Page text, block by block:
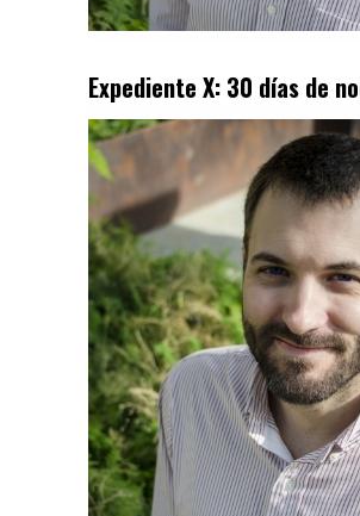
Expediente X: 30 días de